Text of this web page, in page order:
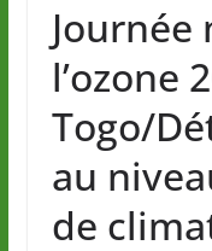
l’ozone
Togo/
au
de